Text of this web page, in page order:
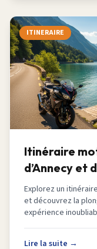
ITINERAIRE
Itinéraire
d’Annecy et
Explorez un
et découvrez la
expérience
Lire la suite →